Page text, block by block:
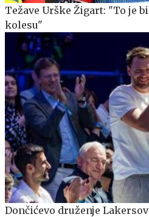
Težave Urške Žigart: "To je
kolesu"
Dončićevo druženje